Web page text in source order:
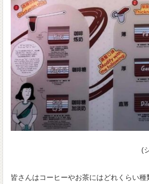
(
皆さんはコーヒーやお茶にはどれくらい